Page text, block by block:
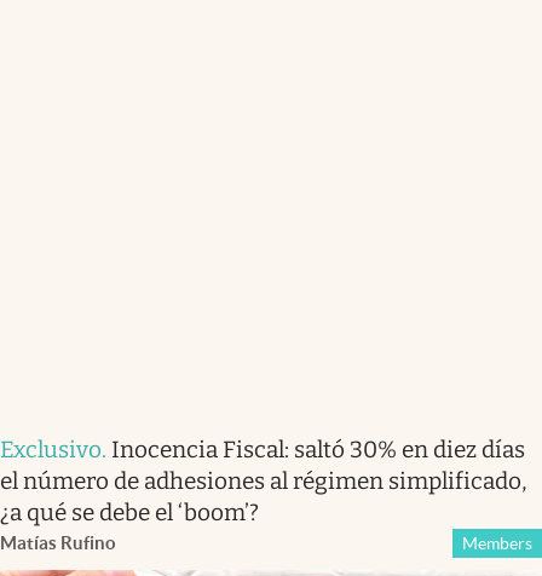
Exclusivo. Inocencia Fiscal: saltó 30% en diez días
el número de adhesiones al régimen simplificado,
¿a qué se debe el ‘boom’?
Matías Rufino Members